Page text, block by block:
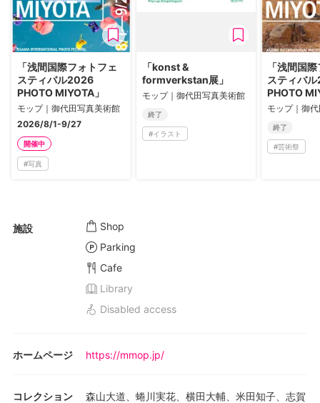
「浅間国際フォトフェ
スティバル2026
PHOTO MIYOTA」
モップ｜御代田写真美術館
2026/8/1-9/27
開催中
#写真
「konst &
formverkstan展」
モップ｜御代田写真美術館
終了
#イラスト
「浅間国
スティバ
PHOTO
モップ｜御
終了
#芸術祭
施設
Shop
Parking
Cafe
Library
Disabled access
ホームページ https://mmop.jp/
コレクション
森山大道、蜷川実花、横田大輔、米田知子、志賀